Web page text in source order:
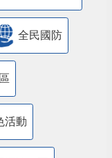
全民國防
活動